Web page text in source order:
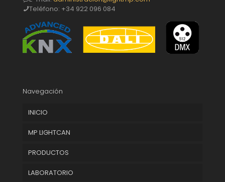
Teléfono: +34 922 096 084
Navegación
INICIO
MP LIGHTCAN
PRODUCTOS
LABORATORIO